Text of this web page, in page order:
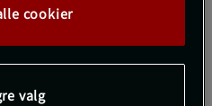
du komfort og bevegelsesfrihet
cookier
valg